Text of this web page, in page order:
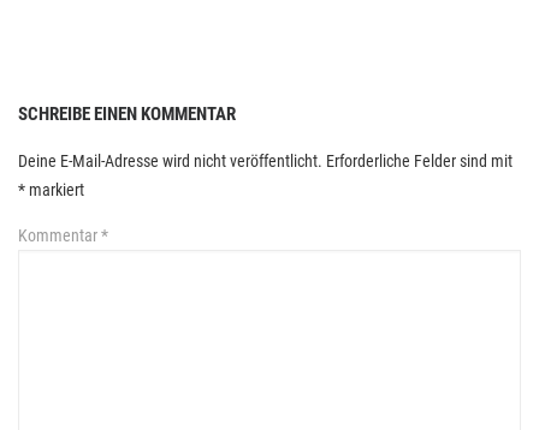
SCHREIBE EINEN KOMMENTAR
Deine E-Mail-Adresse wird nicht veröffentlicht. Erforderliche Felder sind mit
* markiert
Kommentar*